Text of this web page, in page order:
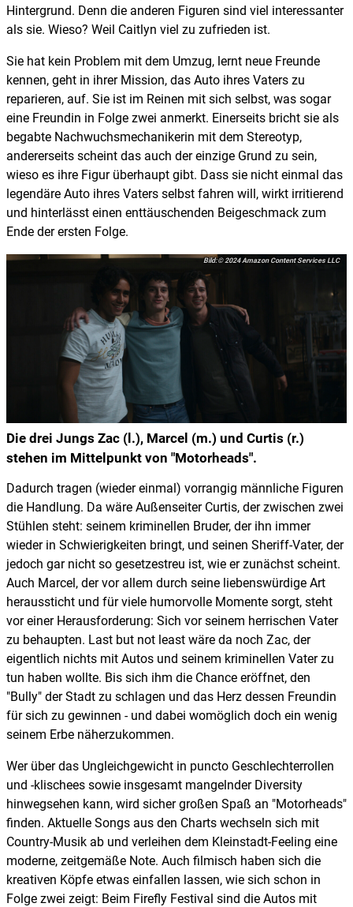
Hintergrund. Denn die anderen Figuren sind viel interessanter
als sie. Wieso? Weil Caitlyn viel zu zufrieden ist.
Sie hat kein Problem mit dem Umzug, lernt neue Freunde
kennen, geht in ihrer Mission, das Auto ihres Vaters zu
reparieren, auf. Sie ist im Reinen mit sich selbst, was sogar
eine Freundin in Folge zwei anmerkt. Einerseits bricht sie als
begabte Nachwuchsmechanikerin mit dem Stereotyp,
andererseits scheint das auch der einzige Grund zu sein,
wieso es ihre Figur überhaupt gibt. Dass sie nicht einmal das
legendäre Auto ihres Vaters selbst fahren will, wirkt irritierend
und hinterlässt einen enttäuschenden Beigeschmack zum
Ende der ersten Folge.
Die drei Jungs Zac (l.), Marcel (m.) und Curtis (r.)
stehen im Mittelpunkt von "Motorheads".
© 2024 Amazon Content Services LLC
Dadurch tragen (wieder einmal) vorrangig männliche Figuren
die Handlung. Da wäre Außenseiter Curtis, der zwischen zwei
Stühlen steht: seinem kriminellen Bruder, der ihn immer
wieder in Schwierigkeiten bringt, und seinen Sheriff-Vater, der
jedoch gar nicht so gesetzestreu ist, wie er zunächst scheint.
Auch Marcel, der vor allem durch seine liebenswürdige Art
heraussticht und für viele humorvolle Momente sorgt, steht
vor einer Herausforderung: Sich vor seinem herrischen Vater
zu behaupten. Last but not least wäre da noch Zac, der
eigentlich nichts mit Autos und seinem kriminellen Vater zu
tun haben wollte. Bis sich ihm die Chance eröffnet, den
"Bully" der Stadt zu schlagen und das Herz dessen Freundin
für sich zu gewinnen - und dabei womöglich doch ein wenig
seinem Erbe näherzukommen.
Wer über das Ungleichgewicht in puncto Geschlechterrollen
und -klischees sowie insgesamt mangelnder Diversity
hinwegsehen kann, wird sicher großen Spaß an "Motorheads"
finden. Aktuelle Songs aus den Charts wechseln sich mit
Country-Musik ab und verleihen dem Kleinstadt-Feeling eine
moderne, zeitgemäße Note. Auch filmisch haben sich die
kreativen Köpfe etwas einfallen lassen, wie sich schon in
Folge zwei zeigt: Beim Firefly Festival sind die Autos mit